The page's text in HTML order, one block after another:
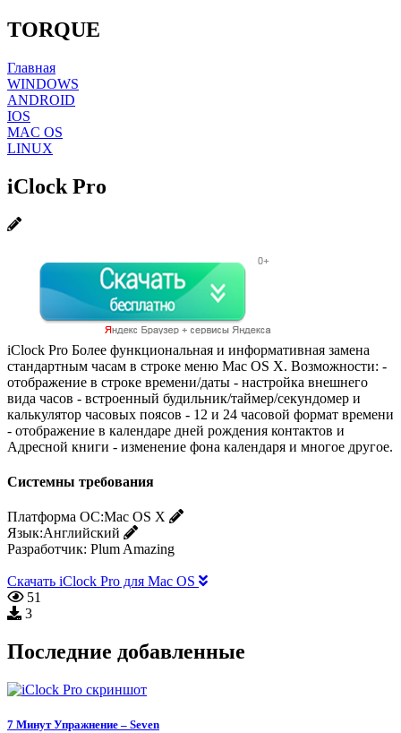
TORQUE
Главная
WINDOWS
ANDROID
IOS
MAC OS
LINUX
iClock Pro
iClock Pro Более функциональная и информативная замена
стандартным часам в строке меню Mac OS X. Возможности: -
отображение в строке времени/даты - настройка внешнего
вида часов - встроенный будильник/таймер/секундомер и
калькулятор часовых поясов - 12 и 24 часовой формат времени
- отображение в календаре дней рождения контактов и
Адресной книги - изменение фона календаря и многое другое.
Системны требования
Платформа ОС:Mac OS X
Язык:Английский
Разработчик: Plum Amazing
Скачать iClock Pro для Mac OS
51
3
Последние добавленные
7 Минут Упражнение – Seven